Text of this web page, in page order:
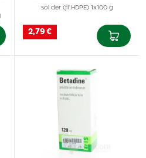
sol der (fľ.HDPE) 1x100 g
2,79 €